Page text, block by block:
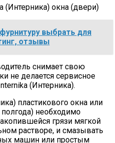
(Интерника) окна (двери)
выбрать для
отзывы
снимает свою
не делается сервисное
(Интерника).
пластикового окна или
необходимо
грязи мягкой
растворе, и смазывать
машин или простым